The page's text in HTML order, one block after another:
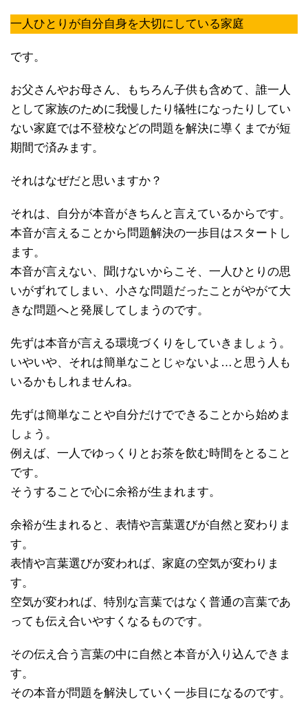
一人ひとりが自分自身を大切にしている家庭
です。
お父さんやお母さん、もちろん子供も含めて、誰一人
として家族のために我慢したり犠牲になったりしてい
ない家庭では不登校などの問題を解決に導くまでが短
期間で済みます。
それはなぜだと思いますか？
それは、自分が本音がきちんと言えているからです。
本音が言えることから問題解決の一歩目はスタートし
ます。
本音が言えない、聞けないからこそ、一人ひとりの思
いがずれてしまい、小さな問題だったことがやがて大
きな問題へと発展してしまうのです。
先ずは本音が言える環境づくりをしていきましょう。
いやいや、それは簡単なことじゃないよ…と思う人も
いるかもしれませんね。
先ずは簡単なことや自分だけでできることから始めま
しょう。
例えば、一人でゆっくりとお茶を飲む時間をとること
です。
そうすることで心に余裕が生まれます。
余裕が生まれると、表情や言葉選びが自然と変わりま
す。
表情や言葉選びが変われば、家庭の空気が変わりま
す。
空気が変われば、特別な言葉ではなく普通の言葉であ
っても伝え合いやすくなるものです。
その伝え合う言葉の中に自然と本音が入り込んできま
す。
その本音が問題を解決していく一歩目になるのです。